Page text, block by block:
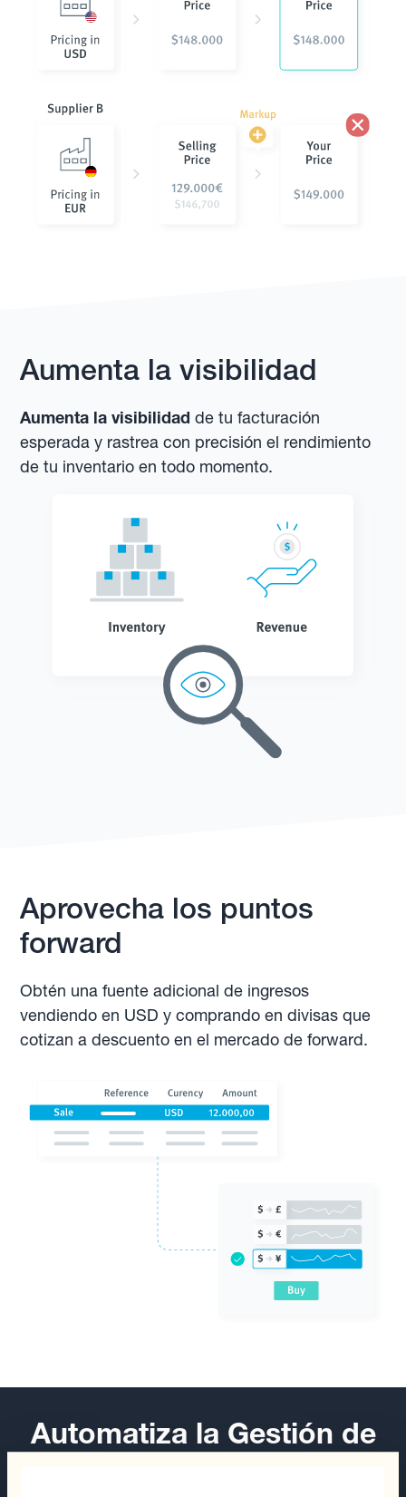
Aumenta la visibilidad
Aumenta la visibilidad de tu facturación
esperada y rastrea con precisión el rendimiento
de tu inventario en todo momento.
Aprovecha los puntos
forward
Obtén una fuente adicional de ingresos
vendiendo en USD y comprando en divisas que
cotizan a descuento en el mercado de forward.
Automatiza la Gestión de